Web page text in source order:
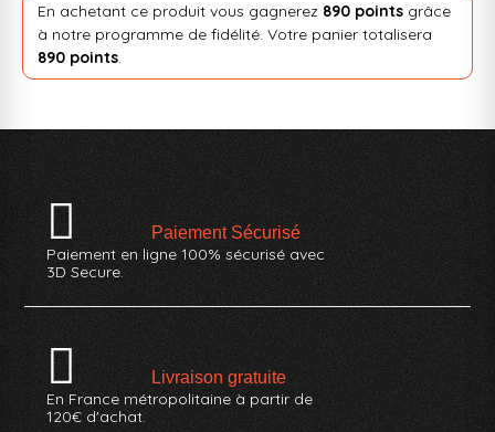
En achetant ce produit vous gagnerez 890 pointsgrâce
à notre programme de fidélité. Votre panier totalisera
890 points.
Paiement Sécurisé
Paiement en ligne 100% sécurisé avec
3D Secure.
Livraison gratuite
En France métropolitaine à partir de
120€ d'achat.